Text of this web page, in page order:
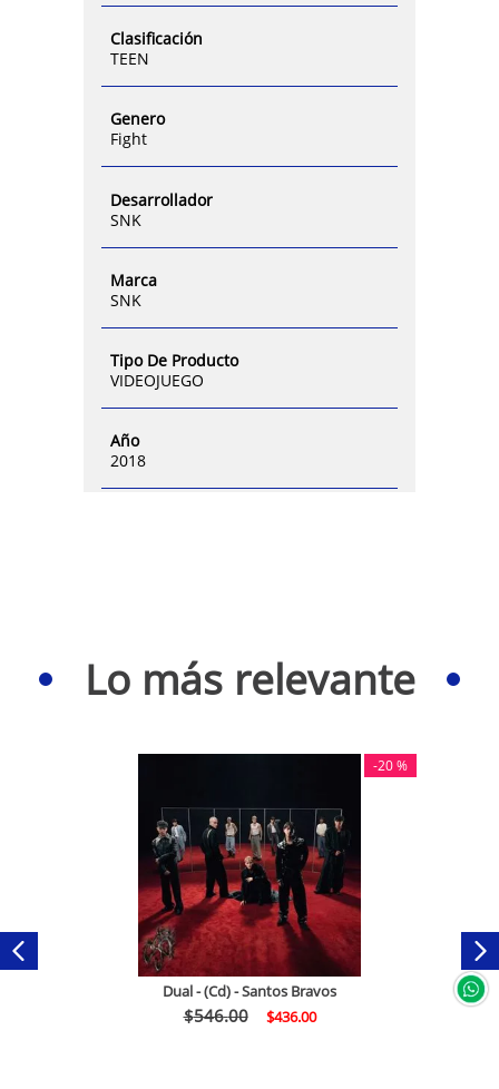
Clasificación
TEEN
Genero
Fight
Desarrollador
SNK
Marca
SNK
Tipo De Producto
VIDEOJUEGO
Año
2018
Lo más relevante
-20 %
Dual - (Cd) - Santos Bravos
$546.00 $436.00